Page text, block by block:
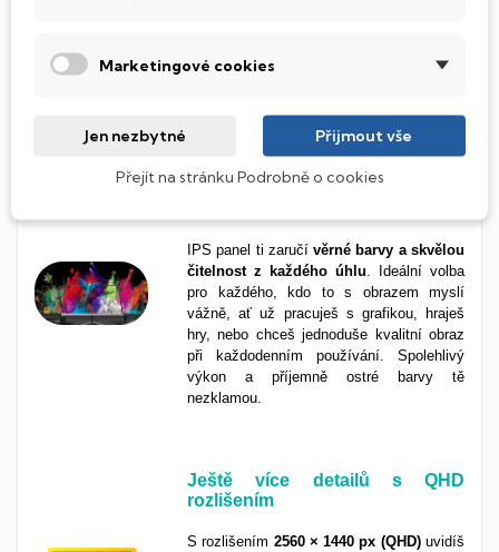
najednou.Ideální velikost
, pokud chceš
Živé barvy a široké úhly s IPS
IPS panel ti zaručívěrné barvy a skvělou
čitelnost z každého úhlu . Ideální volba
pro každého, kdo to s obrazem myslí
vážně, ať už pracuješ s grafikou, hraješ
hry, nebo chceš jednoduše kvalitní obraz
při každodenním používání. Spolehlivý
výkon a příjemně ostré barvy tě
nezklamou.
Ještě více detailů s QHD
rozlišením
S rozlišením 2560 × 1440 px (QHD)uvidíš
Marketingové cookies
Jen nezbytné Přijmout vše
Přejít na stránku Podrobně o cookies